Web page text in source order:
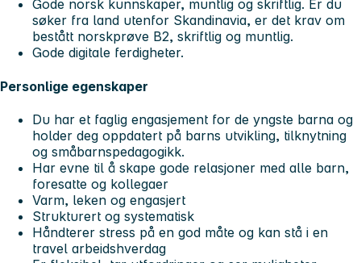
Gode norsk kunnskaper, muntlig og skriftlig. Er du
søker fra land utenfor Skandinavia, er det krav om
bestått norskprøve B2, skriftlig og muntlig.
Gode digitale ferdigheter.
Personlige egenskaper
Du har et faglig engasjement for de yngste barna og
holder deg oppdatert på barns utvikling, tilknytning
og småbarnspedagogikk.
Har evne til å skape gode relasjoner med alle barn,
foresatte og kollegaer
Varm, leken og engasjert
Strukturert og systematisk
Håndterer stress på en god måte og kan stå i en
travel arbeidshverdag